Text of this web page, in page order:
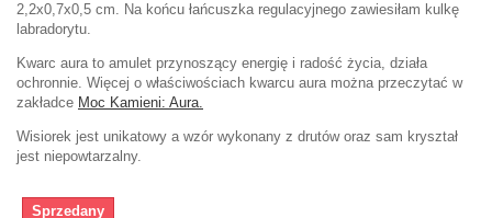
2,2x0,7x0,5 cm. Na końcu łańcuszka regulacyjnego zawiesiłam kulkę
labradorytu.
Kwarc aura to amulet przynoszący energię i radość życia, działa
ochronnie. Więcej o właściwościach kwarcu aura można przeczytać w
zakładce Moc Kamieni: Aura.
Wisiorek jest unikatowy a wzór wykonany z drutów oraz sam kryształ
jest niepowtarzalny.
Sprzedany